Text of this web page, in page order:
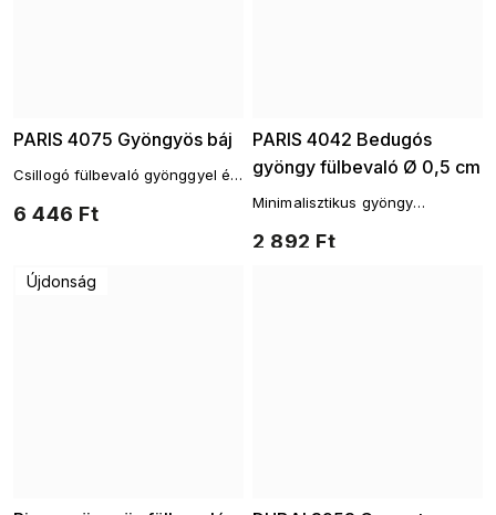
PARIS 4075 Gyöngyös báj
6 446 Ft
Csillogó fülbevaló gyönggyel és
hullámvonalú dizájnban
PARIS 4042 Bedugós
gyöngy fülbevaló Ø 0,5 cm
2 892 Ft
Minimalisztikus gyöngy
Újdonság